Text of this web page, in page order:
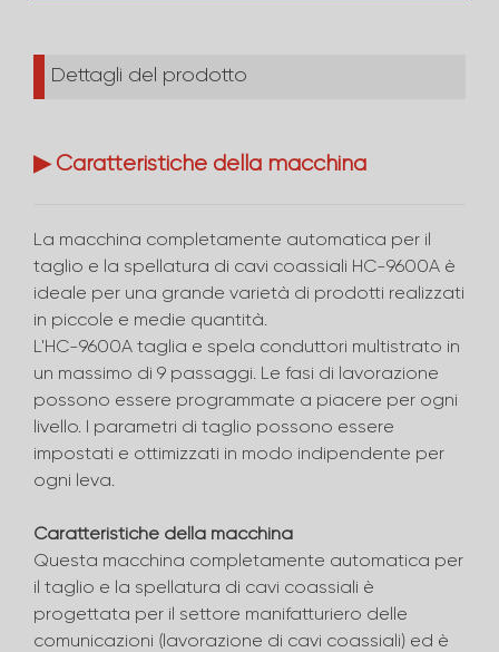
Dettagli del prodotto
▶ Caratteristiche della macchina
La macchina completamente automatica per il
taglio e la spellatura di cavi coassiali HC-9600A è
ideale per una grande varietà di prodotti realizzati
in piccole e medie quantità.
L'HC-9600A taglia e spela conduttori multistrato in
un massimo di 9 passaggi. Le fasi di lavorazione
possono essere programmate a piacere per ogni
livello. I parametri di taglio possono essere
impostati e ottimizzati in modo indipendente per
ogni leva.
Caratteristiche della macchina
Questa macchina completamente automatica per
il taglio e la spellatura di cavi coassiali è
progettata per il settore manifatturiero delle
comunicazioni (lavorazione di cavi coassiali) ed è